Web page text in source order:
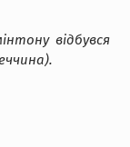
відбувся